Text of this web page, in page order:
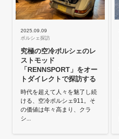
2025.09.09
ポルシェ探訪
究極の空冷ポルシェのレ
ストモッド
「RENNSPORT」をオー
トダイレクトで探訪する
時代を超えて人々を魅了し続
ける、空冷ポルシェ911。そ
の価値は年々高まり、クラ
シ...